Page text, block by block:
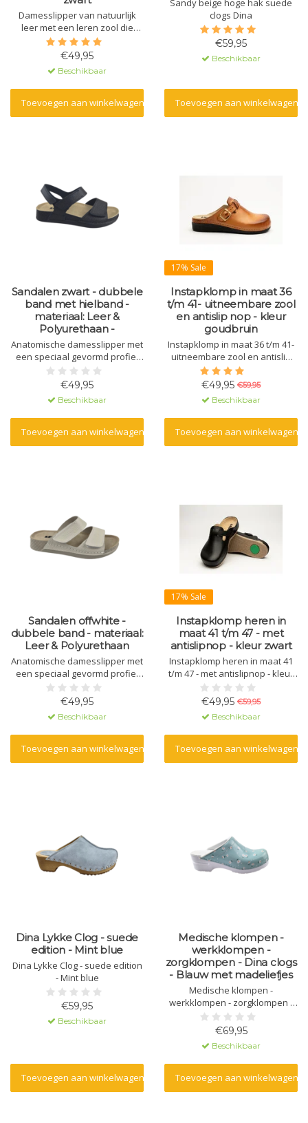
Damesslipper van natuurlijk
leer met een leren zool die
massagegel bevat. De zool is
gemaakt van polyurethaan met
een antislipnop. De bovenkant
is voorzien van een
klittenbandsluiting voor een
goede pasvorm.
€49,95
Beschikbaar
Toevoegen aan winkelwagen
Sandy beige hoge hak suede
clogs Dina
€59,95
Beschikbaar
Toevoegen aan winkelwagen
Sandalen zwart - dubbele
band met hielband -
materiaal: Leer &
Polyurethaan -
Anatomische damesslipper met
een speciaal gevormd profiel
en massagegel. Gemaakt van
natuurlijk materiaal - leer - en
een polyurethaan zool.
€49,95
Beschikbaar
Toevoegen aan winkelwagen
17% Sale
Instapklomp in maat 36
t/m 41- uitneembare zool
en antislip nop - kleur
goudbruin
Instapklomp in maat 36 t/m 41-
uitneembare zool en antislip
nop - kleur goudbruin
€49,95 €59,95
Beschikbaar
Toevoegen aan winkelwagen
Sandalen offwhite -
dubbele band - materiaal:
Leer & Polyurethaan
Anatomische damesslipper met
een speciaal gevormd profiel
en massagegel. Gemaakt van
natuurlijk materiaal - leer - en
een polyurethaan zool.
€49,95
Beschikbaar
Toevoegen aan winkelwagen
17% Sale
Instapklomp heren in
maat 41 t/m 47 - met
antislipnop - kleur zwart
Instapklomp heren in maat 41
t/m 47 - met antislipnop - kleur
zwart
€49,95 €59,95
Beschikbaar
Toevoegen aan winkelwagen
Dina Lykke Clog - suede
edition - Mint blue
Dina Lykke Clog - suede edition
- Mint blue
€59,95
Beschikbaar
Toevoegen aan winkelwagen
Medische klompen -
werkklompen -
zorgklompen - Dina clogs
- Blauw met madeliefjes
Medische klompen -
werkklompen - zorgklompen -
Dina clogs - Blauw met
madeliefjes
€69,95
Beschikbaar
Toevoegen aan winkelwagen